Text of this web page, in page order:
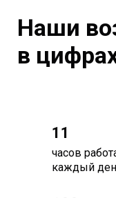
Наши
в
11
часов
каждый